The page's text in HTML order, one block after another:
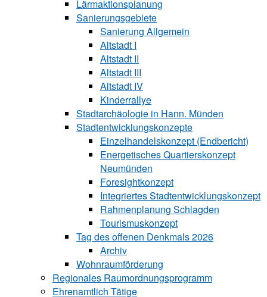
Lärmaktionsplanung
Sanierungsgebiete
Sanierung All‍ge‍mein
Altstadt I
Altstadt II
Altstadt III
Altstadt IV
Kinderrallye
Stadtarchäologie in Hann. Münden
Stadtentwicklungskon‍zepte
Einzelhandelskonzept (Endbericht)
Energetisches Quartierskonzept
Neumünden
Foresightkonzept
Integriertes Stadtentwicklungskonzept
Rahmenplanung Schlagden
Tourismuskonzept
Tag des offenen Denkmals 2026
Archiv
Wohnraumförderung
Regionales Raumordnungsprogramm
Ehrenamtlich Tätige